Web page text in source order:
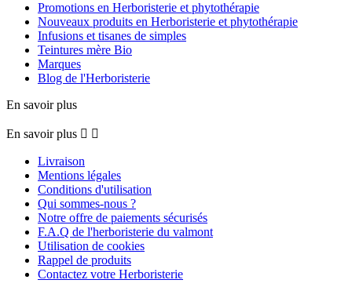
Promotions en Herboristerie et phytothérapie
Nouveaux produits en Herboristerie et phytothérapie
Infusions et tisanes de simples
Teintures mère Bio
Marques
Blog de l'Herboristerie
En savoir plus
En savoir plus  
Livraison
Mentions légales
Conditions d'utilisation
Qui sommes-nous ?
Notre offre de paiements sécurisés
F.A.Q de l'herboristerie du valmont
Utilisation de cookies
Rappel de produits
Contactez votre Herboristerie